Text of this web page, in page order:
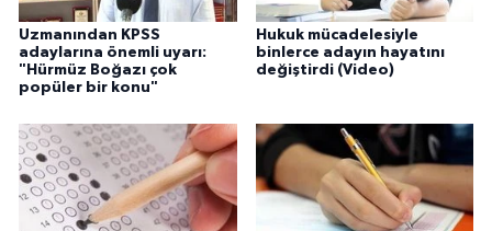
Uzmanından KPSS
adaylarına önemli uyarı:
"Hürmüz Boğazı çok
popüler bir konu"
Hukuk mücadelesiyle
binlerce adayın hayatını
değiştirdi (Video)